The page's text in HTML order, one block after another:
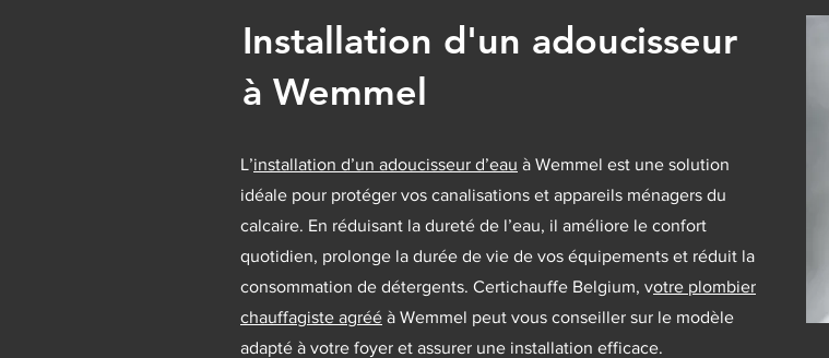
Installation d'un adoucisseur
à Wemmel
L’installation d’un adoucisseur d’eau à Wemmel est une solution
idéale pour protéger vos canalisations et appareils ménagers du
calcaire. En réduisant la dureté de l’eau, il améliore le confort
quotidien, prolonge la durée de vie de vos équipements et réduit la
consommation de détergents. Certichauffe Belgium, votre plombier
chauffagiste agréé à Wemmel peut vous conseiller sur le modèle
adapté à votre foyer et assurer une installation efficace.